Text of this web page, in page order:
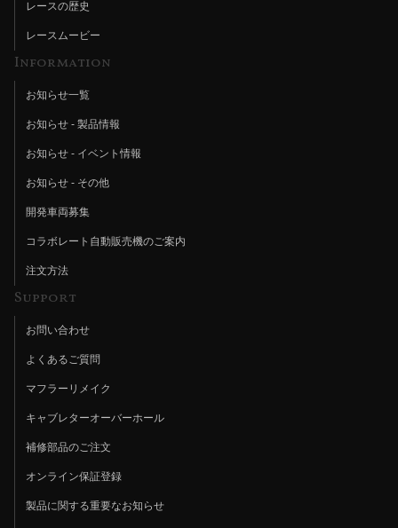
レースの歴史
レースムービー
Information
お知らせ一覧
お知らせ - 製品情報
お知らせ - イベント情報
お知らせ - その他
開発車両募集
コラボレート自動販売機のご案内
注文方法
Support
お問い合わせ
よくあるご質問
マフラーリメイク
キャブレターオーバーホール
補修部品のご注文
オンライン保証登録
製品に関する重要なお知らせ